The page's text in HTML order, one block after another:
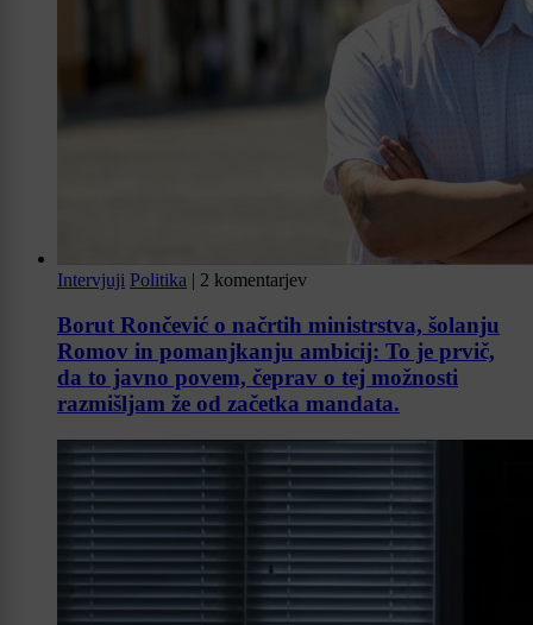
Intervjuji Politika | 2 komentarjev
Borut Rončević o načrtih ministrstva, šolanju
Romov in pomanjkanju ambicij: To je prvič,
da to javno povem, čeprav o tej možnosti
razmišljam že od začetka mandata.